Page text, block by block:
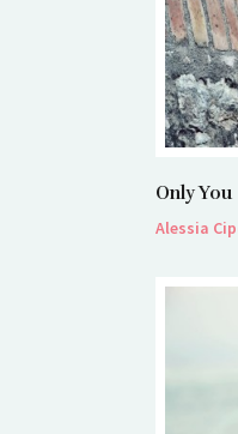
Only You
Alessia